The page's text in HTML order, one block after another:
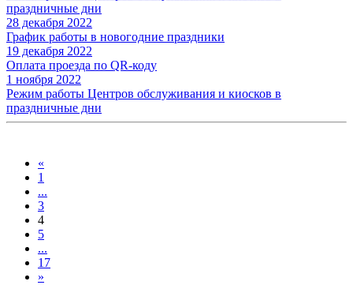
праздничные дни
28 декабря 2022
График работы в новогодние праздники
19 декабря 2022
Оплата проезда по QR-коду
1 ноября 2022
Режим работы Центров обслуживания и киосков в
праздничные дни
«
1
...
3
4
5
...
17
»